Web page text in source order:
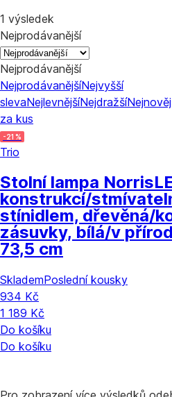
1 výsledek
Nejprodávanější
Nejprodávanější
NejprodávanějšíNejvyšší
slevaNejlevnějšíNejdražší
za kus
-21 %
Trio
Stolní lampa Norris
konstrukcí/
stínidlem, dřevěná/
zásuvky, bílá/v
73,5 cm
SklademPoslední kousky
934 Kč
1 189 Kč
Do košíku
Do košíku